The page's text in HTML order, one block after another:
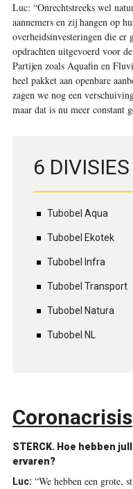
Luc: “Onrechtstreeks wel
aannemers en zij hangen op
overheidsinvesteringen die er
opdrachten uitgevoerd voor
Partijen zoals Aquafin en
heel pakket aan openbare
zagen we nog een
maar dat is nu meer constant
6
Tubobel Aqua
Tubobel Ekotek
Tubobel Infra
Tubobel Transport
Tubobel Natura
Tubobel NL
Coronacrisis
STERCK. Hoe hebben
ervaren?
Luc: “We hebben een grote,